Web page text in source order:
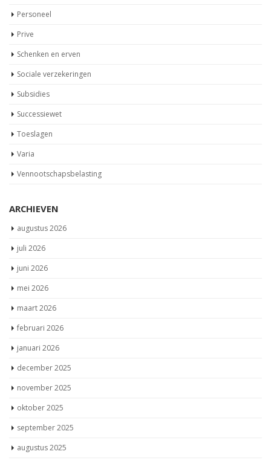
Personeel
Prive
Schenken en erven
Sociale verzekeringen
Subsidies
Successiewet
Toeslagen
Varia
Vennootschapsbelasting
ARCHIEVEN
augustus 2026
juli 2026
juni 2026
mei 2026
maart 2026
februari 2026
januari 2026
december 2025
november 2025
oktober 2025
september 2025
augustus 2025